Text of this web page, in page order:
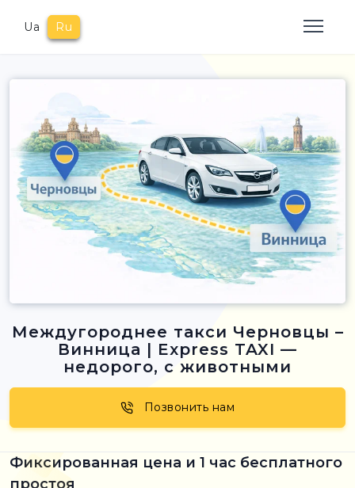
Ua Ru
Междугороднее такси Черновцы –
Винница | Express TAXI —
недорого, с животными
Позвонить нам
Фиксированная цена и 1 час бесплатного
простоя